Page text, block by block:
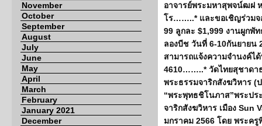
November
October
September
August
July
June
May
April
March
February
January 2021
December
อาจารย์พระมหาสุพจน์ฒฝ
โร……..* และขอเชิญร่วมจ
99 ลูกละ $1,999 งานผูกพั
ลองบีช วันที่ 6-10กันยายน
สามารถแจ้งความจำนงค์ไ
4610……..* วัดไทยสุชาดา
พระธรรมจาริกสังฆวิหาร (
“พระพุทธชิโนภาส”พระปร
จาริกสังฆวิหาร เมือง Sun
มกราคม 2566 โดย พระครู